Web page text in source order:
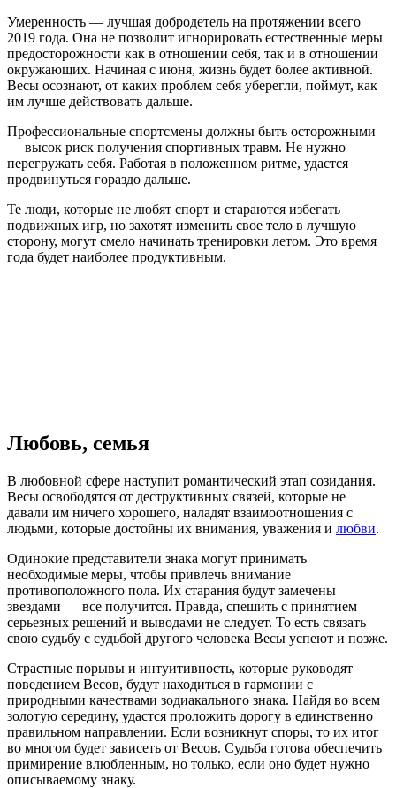
Умеренность — лучшая добродетель на протяжении всего
2019 года. Она не позволит игнорировать естественные меры
предосторожности как в отношении себя, так и в отношении
окружающих. Начиная с июня, жизнь будет более активной.
Весы осознают, от каких проблем себя уберегли, поймут, как
им лучше действовать дальше.
Профессиональные спортсмены должны быть осторожными
— высок риск получения спортивных травм. Не нужно
перегружать себя. Работая в положенном ритме, удастся
продвинуться гораздо дальше.
Те люди, которые не любят спорт и стараются избегать
подвижных игр, но захотят изменить свое тело в лучшую
сторону, могут смело начинать тренировки летом. Это время
года будет наиболее продуктивным.
Любовь, семья
В любовной сфере наступит романтический этап созидания.
Весы освободятся от деструктивных связей, которые не
давали им ничего хорошего, наладят взаимоотношения с
людьми, которые достойны их внимания, уважения и любви.
Одинокие представители знака могут принимать
необходимые меры, чтобы привлечь внимание
противоположного пола. Их старания будут замечены
звездами — все получится. Правда, спешить с принятием
серьезных решений и выводами не следует. То есть связать
свою судьбу с судьбой другого человека Весы успеют и позже.
Страстные порывы и интуитивность, которые руководят
поведением Весов, будут находиться в гармонии с
природными качествами зодиакального знака. Найдя во всем
золотую середину, удастся проложить дорогу в единственно
правильном направлении. Если возникнут споры, то их итог
во многом будет зависеть от Весов. Судьба готова обеспечить
примирение влюбленным, но только, если оно будет нужно
описываемому знаку.